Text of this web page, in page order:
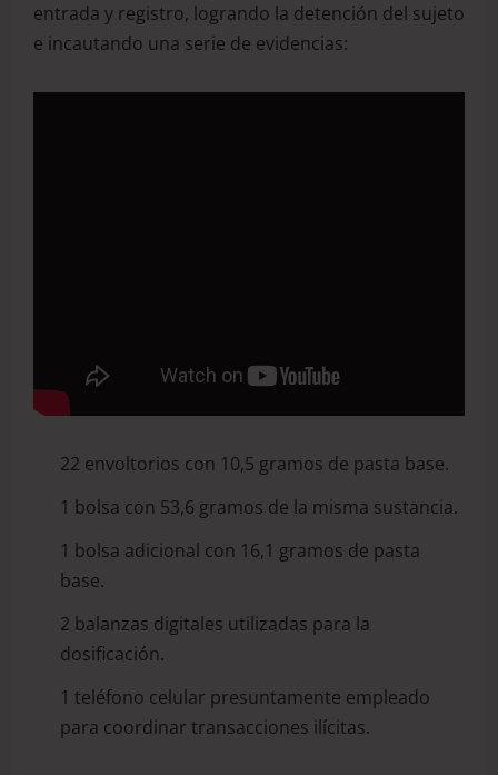
entrada y registro, logrando la detención del sujeto
e incautando una serie de evidencias:
22 envoltorios con 10,5 gramos de pasta base.
1 bolsa con 53,6 gramos de la misma sustancia.
1 bolsa adicional con 16,1 gramos de pasta
base.
2 balanzas digitales utilizadas para la
dosificación.
1 teléfono celular presuntamente empleado
para coordinar transacciones ilícitas.